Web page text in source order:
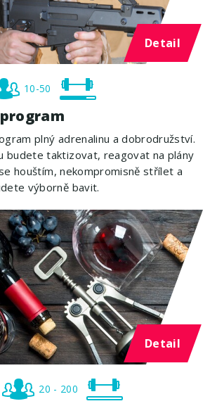
Detail
10-50
plný adrenalinu a dobrodružství.
budete taktizovat, reagovat na plány
houštím, nekompromisně střílet a
výborně bavit.
Detail
20 - 200